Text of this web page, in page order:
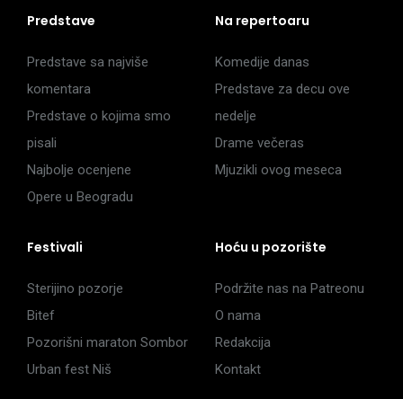
Predstave
Predstave sa najviše
komentara
Predstave o kojima smo
pisali
Najbolje ocenjene
Opere u Beogradu
Na repertoaru
Komedije danas
Predstave za decu ove
nedelje
Drame večeras
Mjuzikli ovog meseca
Festivali
Sterijino pozorje
Bitef
Pozorišni maraton Sombor
Urban fest Niš
Hoću u pozorište
Podržite nas na Patreonu
O nama
Redakcija
Kontakt